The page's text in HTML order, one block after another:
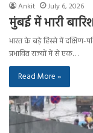
Ankit July 6, 2026
मुंबई में भारी
भारत के बड़े हिस्से में दक्षिण-
प्रभावित राज्यों में से एक…
Read More »